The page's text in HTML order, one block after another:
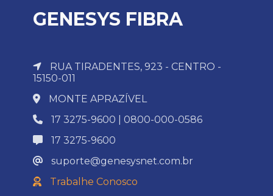
GENESYS FIBRA
RUA TIRADENTES, 923 - CENTRO -
15150-011
MONTE APRAZÍVEL
17 3275-9600 | 0800-000-0586
17 3275-9600
suporte@genesysnet.com.br
Trabalhe Conosco